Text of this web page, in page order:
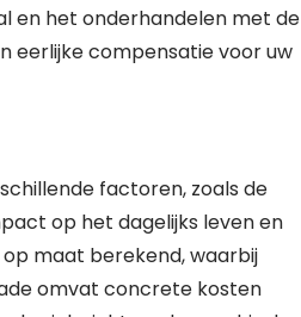
en het onderhandelen met de
eerlijke compensatie voor uw
factoren, zoals de
op het dagelijks leven en
maat berekend, waarbij
omvat concrete kosten